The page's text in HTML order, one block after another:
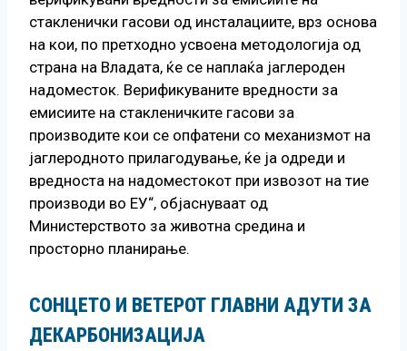
стакленички гасови од инсталациите, врз основа
на кои, по претходно усвоена методологија од
страна на Владата, ќе се наплаќа јаглероден
надоместок. Верификуваните вредности за
емисиите на стакленичките гасови за
производите кои се опфатени со механизмот на
јаглеродното прилагодување, ќе ја одреди и
вредноста на надоместокот при извозот на тие
производи во ЕУ“, објаснуваат од
Министерството за животна средина и
просторно планирање.
СОНЦЕТО И ВЕТЕРОТ ГЛАВНИ АДУТИ ЗА
ДЕКАРБОНИЗАЦИЈА